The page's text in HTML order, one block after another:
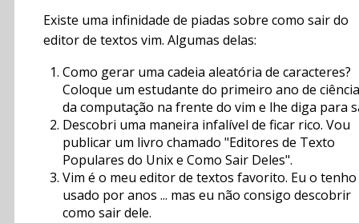
Existe uma infinidade de piadas sobre como sair do
editor de textos vim. Algumas delas:
Como gerar uma cadeia aleatória de caracteres?
Coloque um estudante do primeiro ano de ciência
da computação na frente do vim e lhe diga para
Descobri uma maneira infalível de ficar rico. Vou
publicar um livro chamado "Editores de Texto
Populares do Unix e Como Sair Deles".
Vim é o meu editor de textos favorito. Eu o tenho
usado por anos ... mas eu não consigo descobrir
como sair dele.